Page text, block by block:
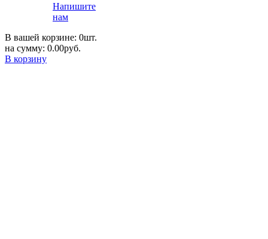
Напишите
нам
В вашей корзине: 0шт.
на сумму: 0.00руб.
В корзину